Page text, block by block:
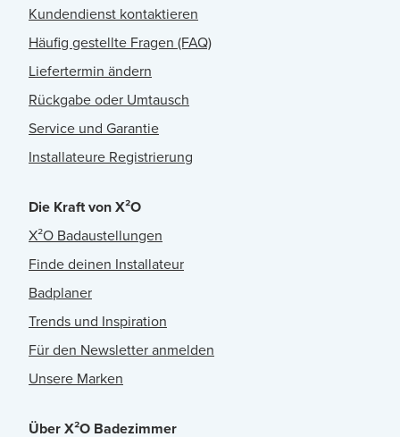
Kundendienst kontaktieren
Häufig gestellte Fragen (FAQ)
Liefertermin ändern
Rückgabe oder Umtausch
Service und Garantie
Installateure Registrierung
Die Kraft von X²O
X²O Badaustellungen
Finde deinen Installateur
Badplaner
Trends und Inspiration
Für den Newsletter anmelden
Unsere Marken
Über X²O Badezimmer